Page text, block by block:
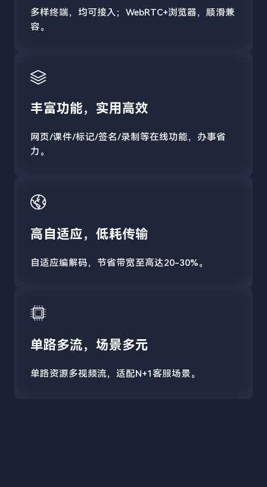
多样终端，均可接入；WebRTC+浏览器，顺滑兼
容。
丰富功能，实用高效
网页/课件/标记/签名/录制等在线功能，办事省
力。
高自适应，低耗传输
自适应编解码，节省带宽至高达20-30%。
单路多流，场景多元
单路资源多视频流，适配N+1客服场景。